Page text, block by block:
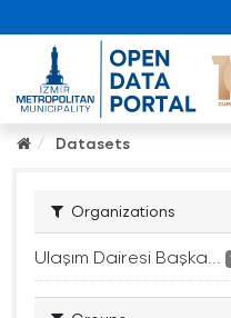
Datasets
Organizations
Ulaşım Dairesi Başka...